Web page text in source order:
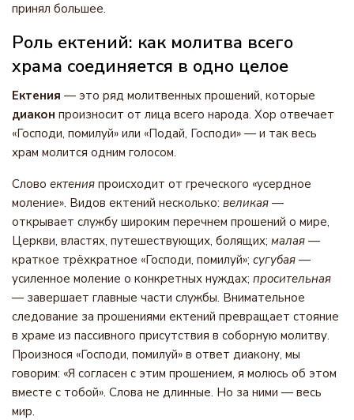
принял большее.
Роль ектений: как молитва всего
храма соединяется в одно целое
Ектения — это ряд молитвенных прошений, которые
диакон произносит от лица всего народа. Хор отвечает
«Господи, помилуй» или «Подай, Господи» — и так весь
храм молится одним голосом.
Слово ектения происходит от греческого «усердное
моление». Видов ектений несколько: великая —
открывает службу широким перечнем прошений о мире,
Церкви, властях, путешествующих, болящих; малая —
краткое трёхкратное «Господи, помилуй»; сугубая —
усиленное моление о конкретных нуждах; просительная
— завершает главные части службы. Внимательное
следование за прошениями ектений превращает стояние
в храме из пассивного присутствия в соборную молитву.
Произнося «Господи, помилуй» в ответ диакону, мы
говорим: «Я согласен с этим прошением, я молюсь об этом
вместе с тобой». Слова не длинные. Но за ними — весь
мир.